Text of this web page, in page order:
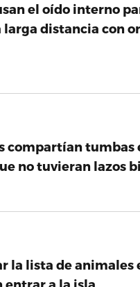
el oído interno
larga distancia con
compartían tumbas
no tuvieran lazos
la lista de animales
entrar a la isla